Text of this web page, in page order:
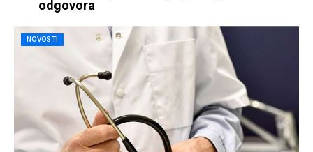
odgovora
NOVOSTI